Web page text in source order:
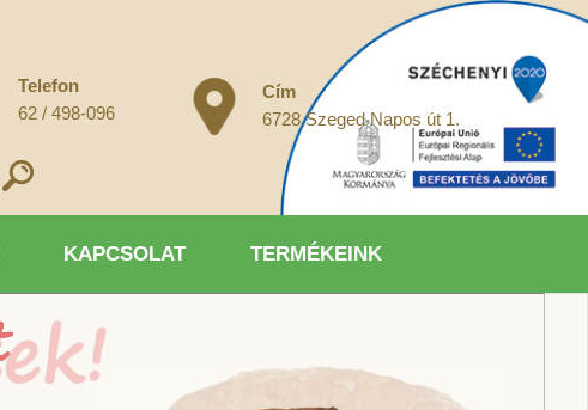
Telefon
62 / 498-096
Cím
6728 Szeged Napos út 1.
KAPCSOLAT TERMÉKEINK